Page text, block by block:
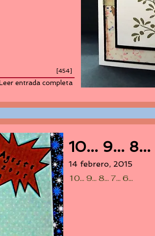
[454]
entrada completa
10... 9... 8...
14 febrero, 2015
10... 9... 8... 7... 6...